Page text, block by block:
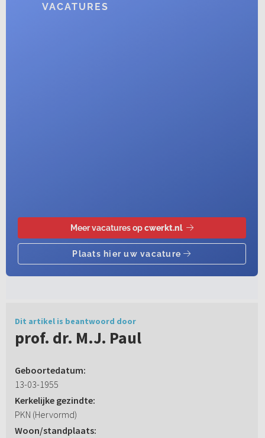
Dit artikel is beantwoord door
prof. dr. M.J. Paul
Geboortedatum:
13-03-1955
Kerkelijke gezindte:
PKN (Hervormd)
Woon/standplaats: